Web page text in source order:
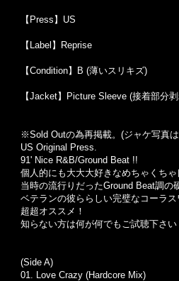
【Press】US
【Label】Reprise
【Condition】B (薄いスリキズ)
【Jacket】Picture Sleeve (接着部分
※Sold Outの為再掲載。 (ジャケ写真
US Original Press.
91' Nice R&B/Ground Beat !!
個人的にも大大大好きなめちゃくちゃ
当時の流行りだったGround Beat調
ベテランの彼ららしい完璧なコーラス
超超オススメ！
知らない方は何が何でもご試聴下さい
(Side A)
01. Love Crazy (Hardcore Mix)